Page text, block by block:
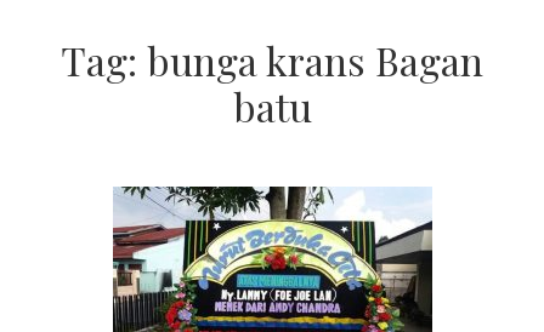
Tag: bunga krans Bagan
batu